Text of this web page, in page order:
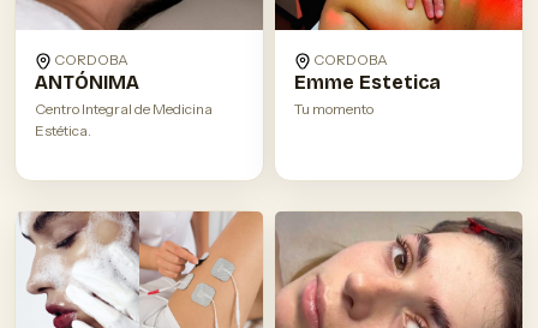
CORDOBA
ANTÓNIMA
Centro Integral de Medicina
Estética.
CORDOBA
Emme Estetica
Tu momento